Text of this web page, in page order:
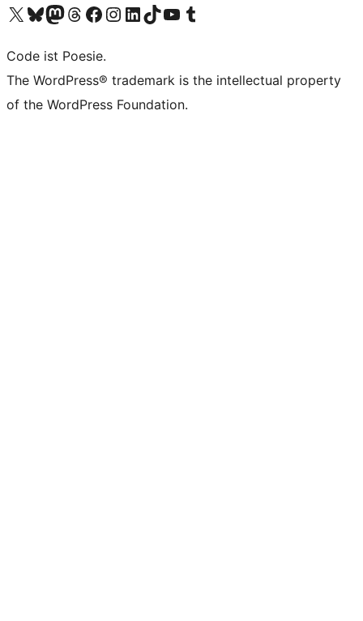
Das X-Konto (früher Twitter) von WordPress.org besuchen
Das Bluesky-Konto von WordPress.org besuchen
Das Mastodon-Konto von WordPress.org besuchen
Das Threads-Konto von WordPress.org besuchen
Die Facebook-Seite von WordPress.org besuchen
Das Instagram-Konto von WordPress.org besuchen
Das LinkedIn-Konto von WordPress.org besuchen
Das TikTok-Konto von WordPress.org besuchen
Den YouTube-Kanal von WordPress.org besuchen
Das Tumblr-Konto von WordPress.org besuchen
Code ist Poesie.
The WordPress® trademark is the intellectual property
of the WordPress Foundation.